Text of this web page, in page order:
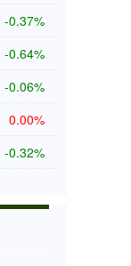
-0.38%
-0.65%
-0.06%
0.00%
-0.34%